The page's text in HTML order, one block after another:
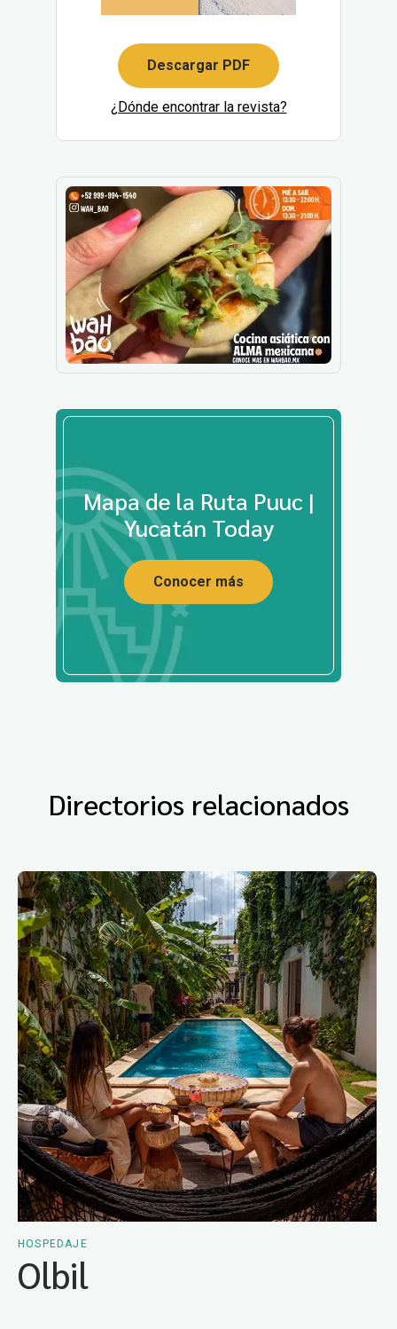
Descargar PDF
¿Dónde encontrar la revista?
Mapa de la Ruta Puuc |
Yucatán Today
Conocer más
Directorios relacionados
HOSPEDAJE
Olbil